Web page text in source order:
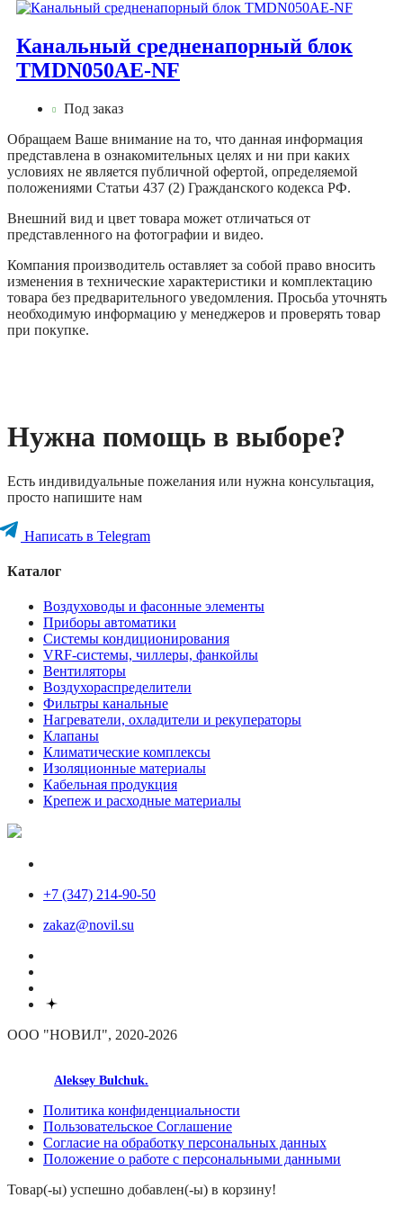
Канальный средненапорный блок
TMDN050AE-NF
Под заказ
Обращаем Ваше внимание на то, что данная информация
представлена в ознакомительных целях и ни при каких
условиях не является публичной офертой, определяемой
положениями Статьи 437 (2) Гражданского кодекса РФ.
Внешний вид и цвет товара может отличаться от
представленного на фотографии и видео.
Компания производитель оставляет за собой право вносить
изменения в технические характеристики и комплектацию
товара без предварительного уведомления. Просьба уточнять
необходимую информацию у менеджеров и проверять товар
при покупке.
Нужна помощь в выборе?
Есть индивидуальные пожелания или нужна консультация,
просто напишите нам
Написать в Telegram
Каталог
Воздуховоды и фасонные элементы
Приборы автоматики
Системы кондиционирования
VRF-системы, чиллеры, фанкойлы
Вентиляторы
Воздухораспределители
Фильтры канальные
Нагреватели, охладители и рекуператоры
Клапаны
Климатические комплексы
Изоляционные материалы
Кабельная продукция
Крепеж и расходные материалы
+7 (347) 214-90-50
zakaz@novil.su
ООО "НОВИЛ", 2020-2026
Aleksey Bulchuk.
Политика конфиденциальности
Пользовательское Соглашение
Согласие на обработку персональных данных
Положение о работе с персональными данными
Товар(-ы) успешно добавлен(-ы) в корзину!